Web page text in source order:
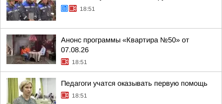
18:51
Анонс программы «Квартира №50» от
07.08.26
18:51
Педагоги учатся оказывать первую помощь
18:51